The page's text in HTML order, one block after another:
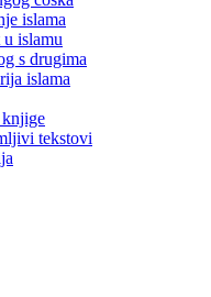
islama
islamu
s drugima
islama
tekstovi